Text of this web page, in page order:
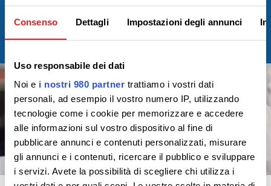
Consenso Dettagli Impostazioni degli annunci
Uso responsabile dei dati
Noi e i nostri 980 partner trattiamo i vostri dati
personali, ad esempio il vostro numero IP, utilizzando
tecnologie come i cookie per memorizzare e accedere
alle informazioni sul vostro dispositivo al fine di
pubblicare annunci e contenuti personalizzati, misurare
gli annunci e i contenuti, ricercare il pubblico e sviluppare
i servizi. Avete la possibilità di scegliere chi utilizza i